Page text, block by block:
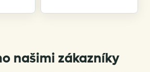
našimi zákazníky